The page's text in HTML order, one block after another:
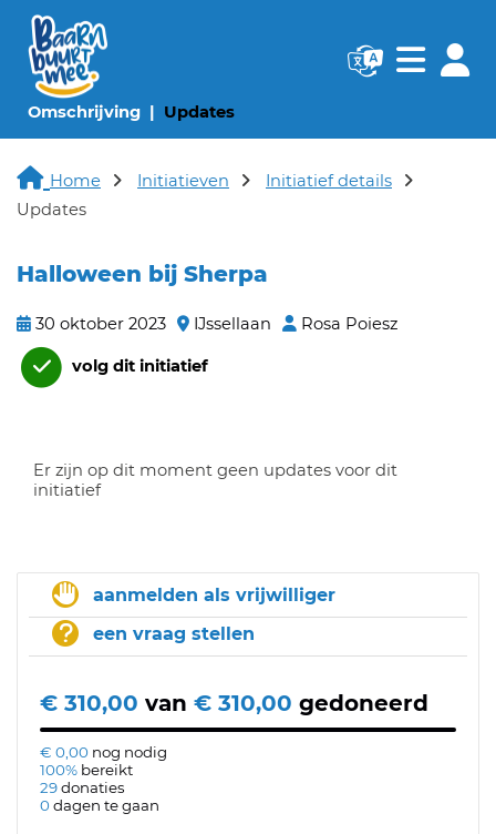
Omschrijving(huidige pagina)
Updates(huidige pagina)
Navigatie
Home Initiatieven
Initiatief details
Updates
Halloween bij Sherpa
30 oktober 2023 IJssellaan Rosa Poiesz
volg dit initiatief
Er zijn op dit moment geen updates voor dit
initiatief
aanmelden als vrijwilliger
een vraag stellen
€ 310,00 van € 310,00 gedoneerd
€ 0,00 nog nodig
100% bereikt
29donaties
0dagen te gaan